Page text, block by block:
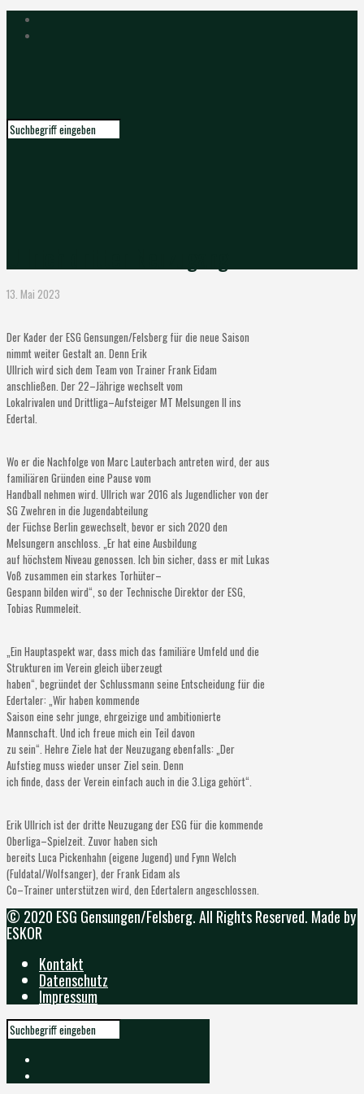
13. Mai 2023
Der Kader der ESG Gensungen/Felsberg für die neue Saison
nimmt weiter Gestalt an. Denn Erik
Ullrich wird sich dem Team von Trainer Frank Eidam
anschließen. Der 22–Jährige wechselt vom
Lokalrivalen und Drittliga–Aufsteiger MT Melsungen II ins
Edertal.
Wo er die Nachfolge von Marc Lauterbach antreten wird, der aus
familiären Gründen eine Pause vom
Handball nehmen wird. Ullrich war 2016 als Jugendlicher von der
SG Zwehren in die Jugendabteilung
der Füchse Berlin gewechselt, bevor er sich 2020 den
Melsungern anschloss. „Er hat eine Ausbildung
auf höchstem Niveau genossen. Ich bin sicher, dass er mit Lukas
Voß zusammen ein starkes Torhüter–
Gespann bilden wird“, so der Technische Direktor der ESG,
Tobias Rummeleit.
„Ein Hauptaspekt war, dass mich das familiäre Umfeld und die
Strukturen im Verein gleich überzeugt
haben“, begründet der Schlussmann seine Entscheidung für die
Edertaler: „Wir haben kommende
Saison eine sehr junge, ehrgeizige und ambitionierte
Mannschaft. Und ich freue mich ein Teil davon
zu sein“. Hehre Ziele hat der Neuzugang ebenfalls: „Der
Aufstieg muss wieder unser Ziel sein. Denn
ich finde, dass der Verein einfach auch in die 3.Liga gehört“.
Erik Ullrich ist der dritte Neuzugang der ESG für die kommende
Oberliga–Spielzeit. Zuvor haben sich
bereits Luca Pickenhahn (eigene Jugend) und Fynn Welch
(Fuldatal/Wolfsanger), der Frank Eidam als
Co–Trainer unterstützen wird, den Edertalern angeschlossen.
© 2020 ESG Gensungen/Felsberg. All Rights Reserved. Made by
ESKOR
Kontakt
Datenschutz
Impressum